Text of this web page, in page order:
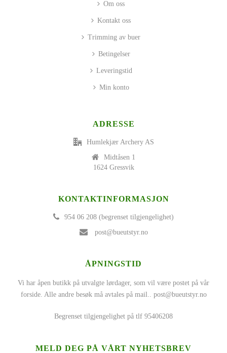
Om oss
Kontakt oss
Trimming av buer
Betingelser
Leveringstid
Min konto
ADRESSE
Humlekjær Archery AS
Midtåsen 1
1624 Gressvik
KONTAKTINFORMASJON
954 06 208 (begrenset tilgjengelighet)
post@bueutstyr.no
ÅPNINGSTID
Vi har åpen butikk på utvalgte lørdager, som vil være postet på vår
forside. Alle andre besøk må avtales på mail.. post@bueutstyr.no
Begrenset tilgjengelighet på tlf 95406208
MELD DEG PÅ VÅRT NYHETSBREV